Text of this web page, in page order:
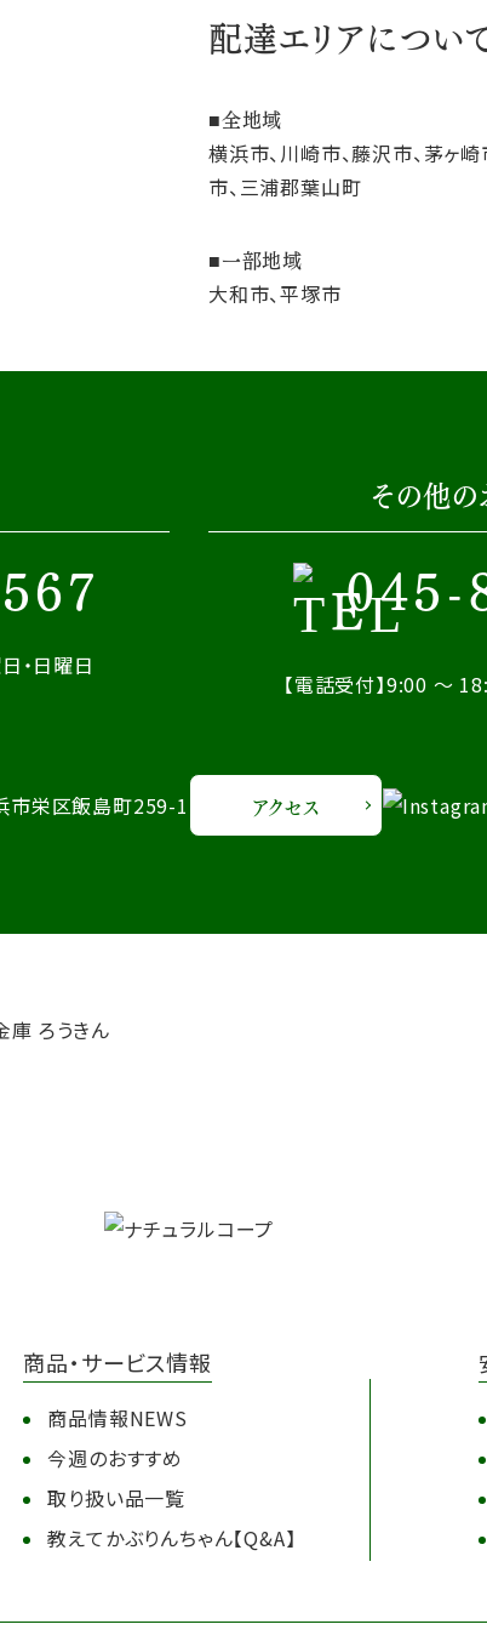
配達エリアについ
全地域
横浜市、川崎市、藤沢市、茅ヶ
市、三浦郡葉山町
一部地域
大和市、平塚市
・日曜日
その他
045-
【電話受付】9:00 ～
市栄区飯島町259-1 アクセス
商品・サービス情報
商品情報NEWS
今週のおすすめ
取り扱い品一覧
教えてかぶりんちゃん【Q&A】